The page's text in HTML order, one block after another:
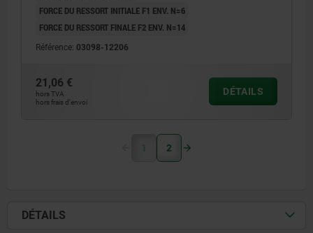
FORCE DU RESSORT INITIALE F1 ENV. N=6
FORCE DU RESSORT FINALE F2 ENV. N=14
Référence: 03098-12206
21,06 €
hors TVA
hors frais d’envoi
DÉTAILS
1 2
DÉTAILS